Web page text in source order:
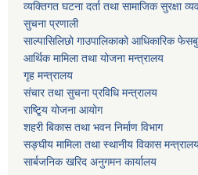
व्यक्तिगत घटना दर्ता तथा सामाजिक सुरक्षा
सुचना प्रणाली
साल्पासिलिछो गाउपालिकाको आधिकारिक
आर्थिक मामिला तथा योजना मन्त्रालय
गृह मन्त्रालय
संचार तथा सुचना प्रविधि मन्त्रालय
राष्टि्ृय योजना आयोग
शहरी बिकास तथा भवन निर्माण विभाग
सङ्घीय मामिला तथा स्थानीय विकास
सार्बजनिक खरिद अनुगमन कार्यालय